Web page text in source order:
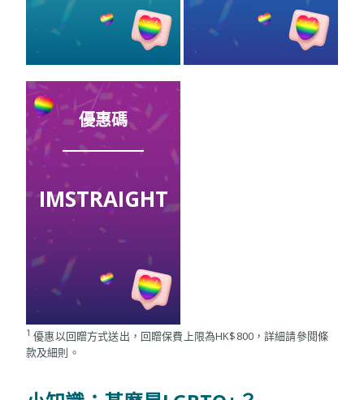
優惠碼
IMSTRAIGHT
1 優惠以回贈方式送出，回贈保費上限為HK$800，詳細請參閱條
款及細則。